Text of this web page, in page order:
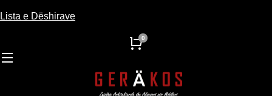
Lista e Dëshirave